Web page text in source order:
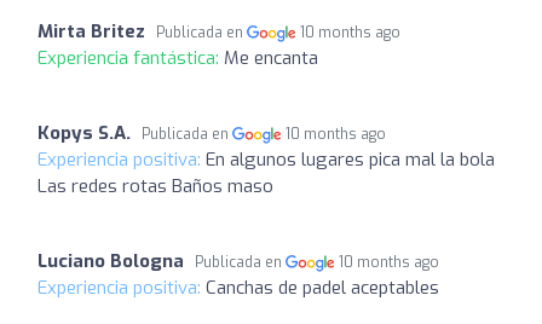
Mirta Britez Publicada en 10 months ago
Experiencia fantástica: Me encanta
Kopys S.A. Publicada en 10 months ago
Experiencia positiva: En algunos lugares pica mal la bola
Las redes rotas Baños maso
Luciano Bologna Publicada en 10 months ago
Experiencia positiva: Canchas de padel aceptables